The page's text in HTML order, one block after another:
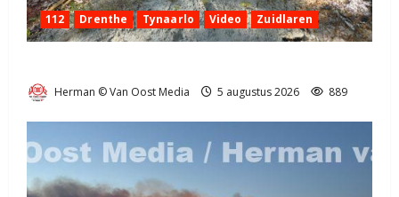
112 Drenthe Tynaarlo Video Zuidlaren
Herman © Van Oost Media 5 augustus 2026 889